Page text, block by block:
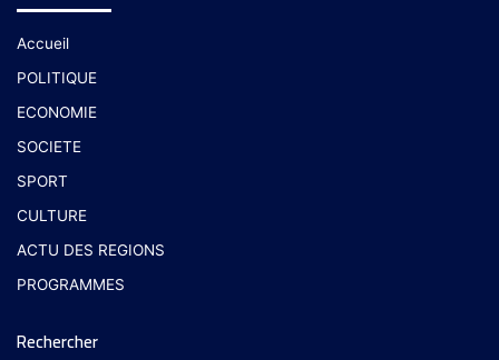
Accueil
POLITIQUE
ECONOMIE
SOCIETE
SPORT
CULTURE
ACTU DES REGIONS
PROGRAMMES
Rechercher